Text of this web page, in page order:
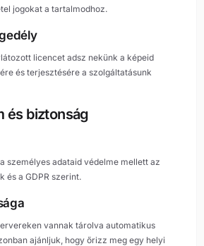
jogokat a tartalmodhoz.
licencet adsz nekünk a képeid
és terjesztésére a szolgáltatásunk
és biztonság
személyes adataid védelme mellett az
és a GDPR szerint.
vannak tárolva automatikus
ajánljuk, hogy őrizz meg egy helyi